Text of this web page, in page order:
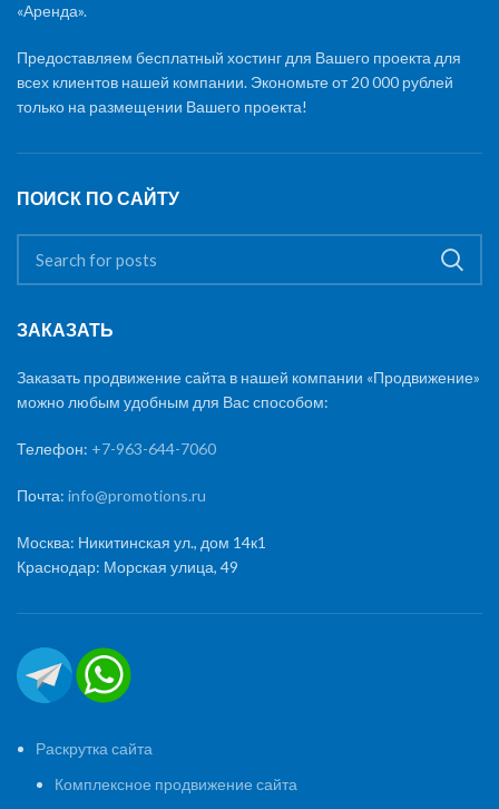
«Аренда».
Предоставляем бесплатный хостинг для Вашего проекта для
всех клиентов нашей компании. Экономьте от 20 000 рублей
только на размещении Вашего проекта!
ПОИСК ПО САЙТУ
ЗАКАЗАТЬ
Заказать продвижение сайта в нашей компании «Продвижение»
можно любым удобным для Вас способом:
Телефон: +7-963-644-7060
Почта: info@promotions.ru
Москва: Никитинская ул., дом 14к1
Краснодар: Морская улица, 49
Раскрутка сайта
Комплексное продвижение сайта